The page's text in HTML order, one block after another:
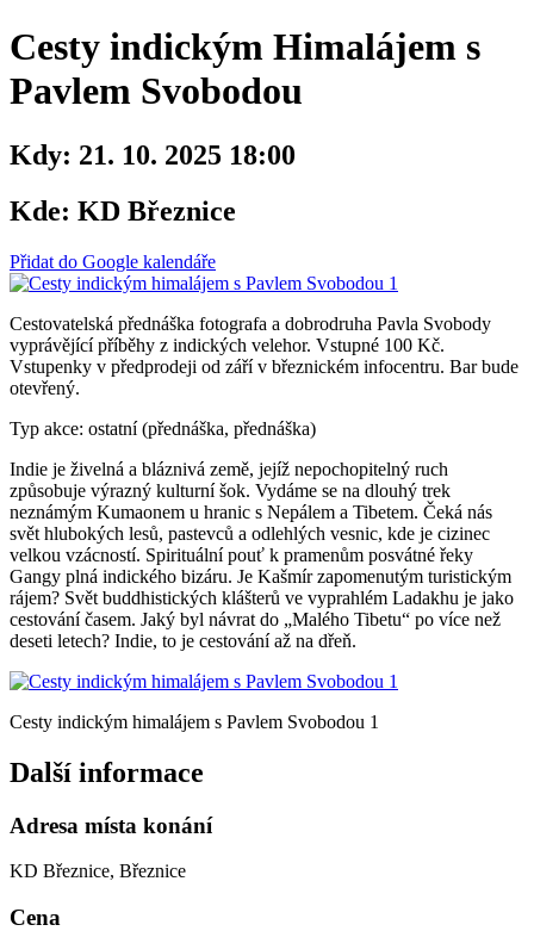
Cesty indickým Himalájem s
Pavlem Svobodou
Kdy: 21. 10. 2025 18:00
Kde: KD Březnice
Přidat do Google kalendáře
Cestovatelská přednáška fotografa a dobrodruha Pavla Svobody
vyprávějící příběhy z indických velehor. Vstupné 100 Kč.
Vstupenky v předprodeji od září v březnickém infocentru. Bar bude
otevřený.
Typ akce: ostatní (přednáška, přednáška)
Indie je živelná a bláznivá země, jejíž nepochopitelný ruch
způsobuje výrazný kulturní šok. Vydáme se na dlouhý trek
neznámým Kumaonem u hranic s Nepálem a Tibetem. Čeká nás
svět hlubokých lesů, pastevců a odlehlých vesnic, kde je cizinec
velkou vzácností. Spirituální pouť k pramenům posvátné řeky
Gangy plná indického bizáru. Je Kašmír zapomenutým turistickým
rájem? Svět buddhistických klášterů ve vyprahlém Ladakhu je jako
cestování časem. Jaký byl návrat do „Malého Tibetu“ po více než
deseti letech? Indie, to je cestování až na dřeň.
Cesty indickým himalájem s Pavlem Svobodou 1
Další informace
Adresa místa konání
KD Březnice, Březnice
Cena